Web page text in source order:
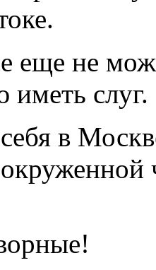
еще не
иметь слуг.
в